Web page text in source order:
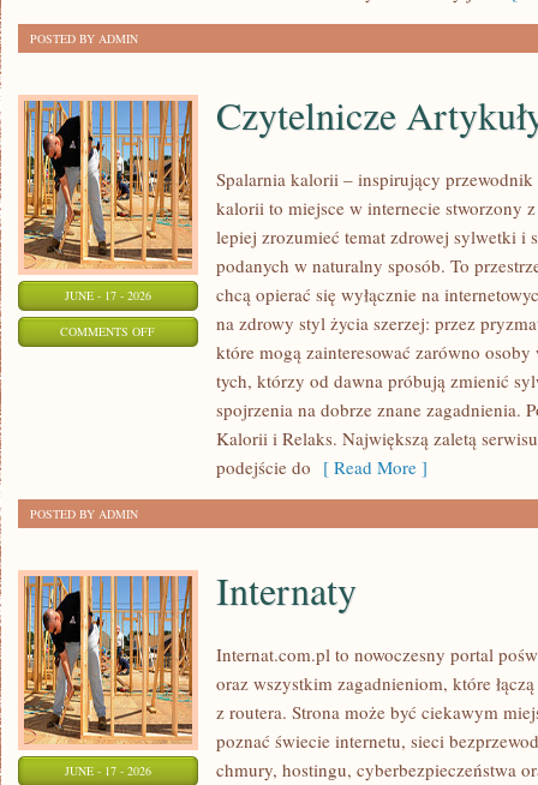
POSTED BY ADMIN
JUNE - 17 - 2026
COMMENTS OFFON
CZYTELNICZE
ARTYKUŁY
Czytelnicze
Spalarnia kalorii – inspirujący
kalorii to miejsce w internecie stworzony
lepiej zrozumieć temat zdrowej sylwetki i
podanych w naturalny sposób. To
chcą opierać się wyłącznie na
na zdrowy styl życia szerzej: przez
które mogą zainteresować zarówno
tych, którzy od dawna próbują zmienić
spojrzenia na dobrze znane zagadnienia.
Kalorii i Relaks. Największą zaletą
podejście do [ Read More ]
POSTED BY ADMIN
JUNE - 17 - 2026
Internaty
Internat.com.pl to nowoczesny portal
oraz wszystkim zagadnieniom, które
z routera. Strona może być ciekawym
poznać świecie internetu, sieci
chmury, hostingu, cyberbezpieczeństwa